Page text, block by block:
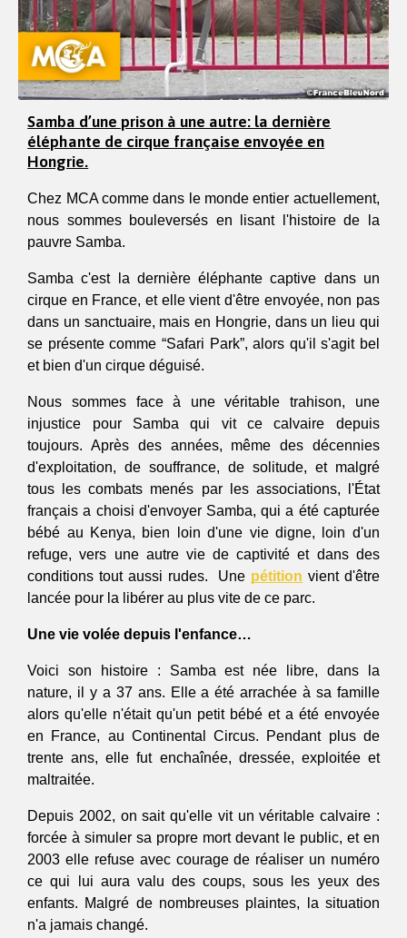
Samba d’une prison à une autre: la dernière
éléphante de cirque française envoyée en
Hongrie.
Chez MCA comme dans le monde entier actuellement,
nous sommes bouleversés en lisant l'histoire de la
pauvre Samba.
Samba c'est la dernière éléphante captive dans un
cirque en France, et elle vient d'être envoyée, non pas
dans un sanctuaire, mais en Hongrie, dans un lieu qui
se présente comme “Safari Park”, alors qu'il s'agit bel
et bien d'un cirque déguisé.
Nous sommes face à une véritable trahison, une
injustice pour Samba qui vit ce calvaire depuis
toujours. Après des années, même des décennies
d'exploitation, de souffrance, de solitude, et malgré
tous les combats menés par les associations, l'État
français a choisi d'envoyer Samba, qui a été capturée
bébé au Kenya, bien loin d'une vie digne, loin d'un
refuge, vers une autre vie de captivité et dans des
conditions tout aussi rudes.  Une pétition vient d'être
lancée pour la libérer au plus vite de ce parc.
Une vie volée depuis l'enfance…
Voici son histoire : Samba est née libre, dans la
nature, il y a 37 ans. Elle a été arrachée à sa famille
alors qu'elle n'était qu'un petit bébé et a été envoyée
en France, au Continental Circus. Pendant plus de
trente ans, elle fut enchaînée, dressée, exploitée et
maltraitée.
Depuis 2002, on sait qu'elle vit un véritable calvaire :
forcée à simuler sa propre mort devant le public, et en
2003 elle refuse avec courage de réaliser un numéro
ce qui lui aura valu des coups, sous les yeux des
enfants. Malgré de nombreuses plaintes, la situation
n'a jamais changé.